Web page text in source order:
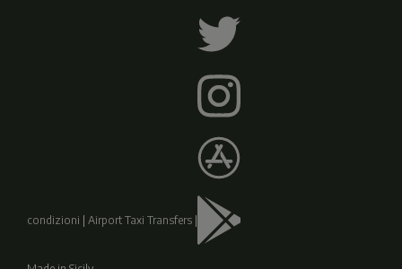
condizioni | Airport Taxi Transfers |